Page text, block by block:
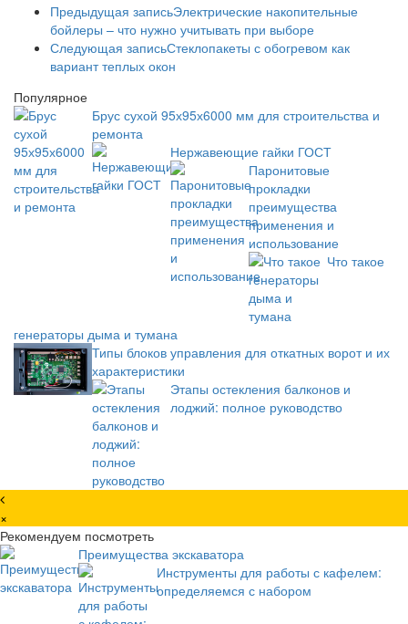
Предыдущая записьЭлектрические накопительные
бойлеры – что нужно учитывать при выборе
Следующая записьСтеклопакеты с обогревом как
вариант теплых окон
Популярное
Брус сухой 95х95х6000 мм для строительства и
ремонта
Нержавеющие гайки ГОСТ
Паронитовые
прокладки
преимущества
применения и
использование
Что такое
генераторы дыма и тумана
Типы блоков управления для откатных ворот и их
характеристики
Этапы остекления балконов и
лоджий: полное руководство
×
Рекомендуем посмотреть
Преимущества экскаватора
Инструменты для работы с кафелем:
определяемся с набором